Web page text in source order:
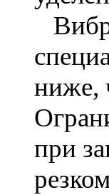
ниже,
при